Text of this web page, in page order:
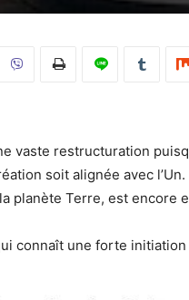
vaste restructuration
soit alignée avec l’Un.
planète Terre, est encore
connaît une forte